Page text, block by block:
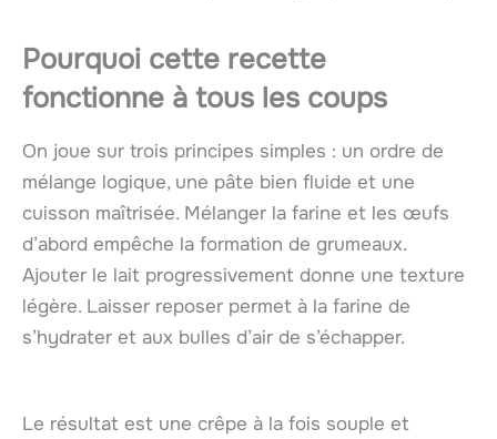
Pourquoi cette recette
fonctionne à tous les coups
On joue sur trois principes simples : un ordre de
mélange logique, une pâte bien fluide et une
cuisson maîtrisée. Mélanger la farine et les œufs
d’abord empêche la formation de grumeaux.
Ajouter le lait progressivement donne une texture
légère. Laisser reposer permet à la farine de
s’hydrater et aux bulles d’air de s’échapper.
Le résultat est une crêpe à la fois souple et